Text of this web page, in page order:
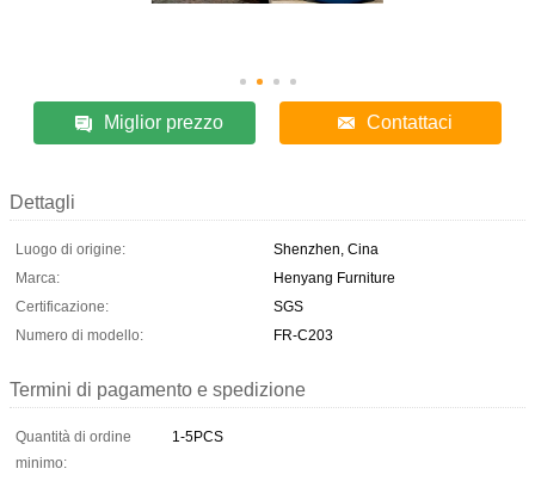
Miglior prezzo Contattaci
Dettagli
Luogo di origine:
Shenzhen, Cina
Marca:
Henyang Furniture
Certificazione:
SGS
Numero di modello:
FR-C203
Termini di pagamento e spedizione
Quantità di ordine
minimo:
1-5PCS